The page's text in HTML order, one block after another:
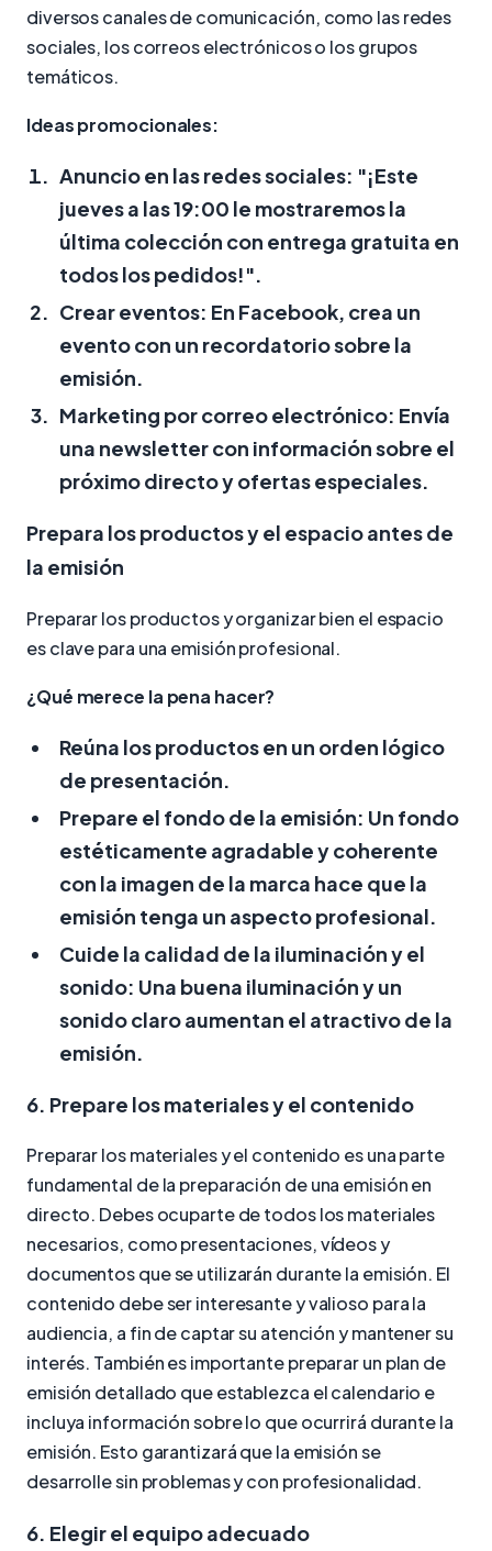
diversos canales de comunicación, como las redes
sociales, los correos electrónicos o los grupos
temáticos.
Ideas promocionales:
Anuncio en las redes sociales: "¡Este
jueves a las 19:00 le mostraremos la
última colección con entrega gratuita en
todos los pedidos!".
Crear eventos: En Facebook, crea un
evento con un recordatorio sobre la
emisión.
Marketing por correo electrónico: Envía
una newsletter con información sobre el
próximo directo y ofertas especiales.
Prepara los productos y el espacio antes de
la emisión
Preparar los productos y organizar bien el espacio
es clave para una emisión profesional.
¿Qué merece la pena hacer?
Reúna los productos en un orden lógico
de presentación.
Prepare el fondo de la emisión: Un fondo
estéticamente agradable y coherente
con la imagen de la marca hace que la
emisión tenga un aspecto profesional.
Cuide la calidad de la iluminación y el
sonido: Una buena iluminación y un
sonido claro aumentan el atractivo de la
emisión.
6. Prepare los materiales y el contenido
Preparar los materiales y el contenido es una parte
fundamental de la preparación de una emisión en
directo. Debes ocuparte de todos los materiales
necesarios, como presentaciones, vídeos y
documentos que se utilizarán durante la emisión. El
contenido debe ser interesante y valioso para la
audiencia, a fin de captar su atención y mantener su
interés. También es importante preparar un plan de
emisión detallado que establezca el calendario e
incluya información sobre lo que ocurrirá durante la
emisión. Esto garantizará que la emisión se
desarrolle sin problemas y con profesionalidad.
6. Elegir el equipo adecuado